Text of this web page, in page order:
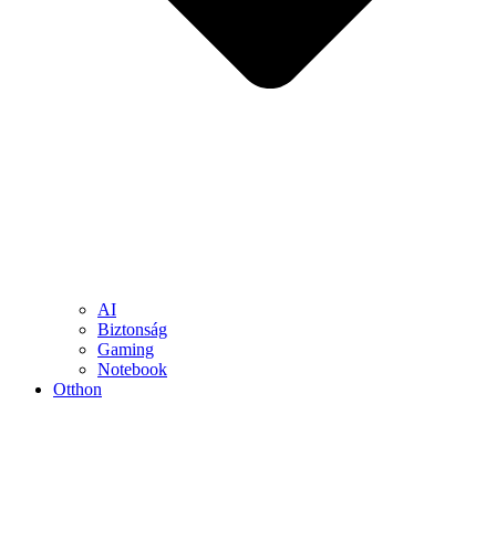
AI
Biztonság
Gaming
Notebook
Otthon